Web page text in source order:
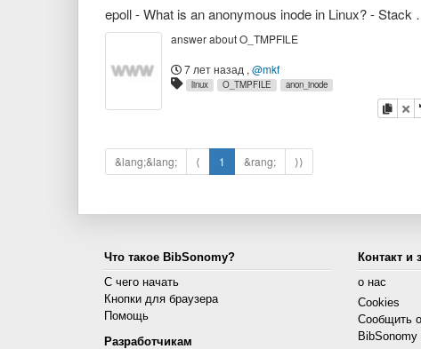
epoll - What
answer about O_TMPFILE
7 лет назад , @mkf
linux O_TMPFILE anon_inode
&lang;&lang; ⟨ 1 &rang; ⟩⟩
Что такое BibSonomy?
С чего начать
Кнопки для браузера
Помощь
Разработчикам
Контакт
о нас
Cookies
Сообщить
BibSonomy